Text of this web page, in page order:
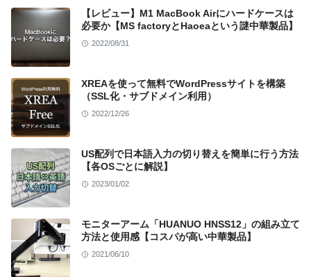
【レビュー】M1 MacBook Airにハードケースは
必要か【MS factoryとHaoeaという謎中華製品】
2022/08/31
XREAを使って無料でWordPressサイトを構築
（SSL化・サブドメイン利用）
2022/12/26
US配列で日本語入力の切り替えを簡単に行う方法
【各OSごとに解説】
2023/01/02
モニターアーム「HUANUO HNSS12」の組み立て
方法と使用感【コスパが高い中華製品】
2021/06/10